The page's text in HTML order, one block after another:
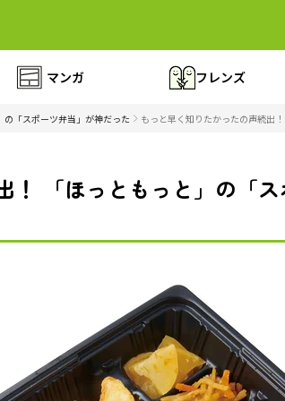
マンガ フレンズ
「スポーツ弁当」が神だった もっと早く知りたかったの声続出
！ 「ほっともっと」の「